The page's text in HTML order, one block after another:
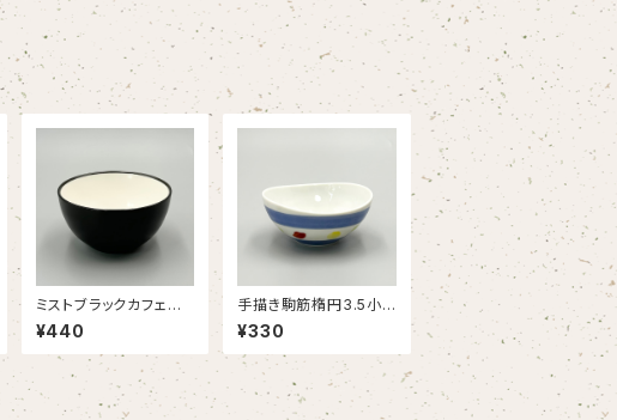
ミストブラックカフェオ
レ【OUTLET】
¥440
手描き駒筋楕円3.5小
鉢【OUTLET】
¥330